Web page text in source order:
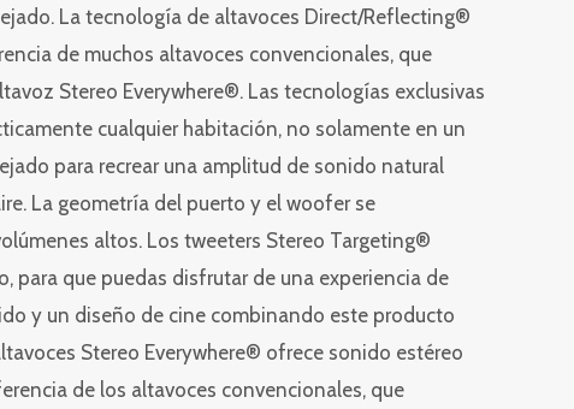
La tecnología de altavoces Direct/Reflecting®
de muchos altavoces convencionales, que
Stereo Everywhere®. Las tecnologías exclusivas
cualquier habitación, no solamente en un
para recrear una amplitud de sonido natural
La geometría del puerto y el woofer se
altos. Los tweeters Stereo Targeting®
para que puedas disfrutar de una experiencia de
y un diseño de cine combinando este producto
Stereo Everywhere® ofrece sonido estéreo
de los altavoces convencionales, que